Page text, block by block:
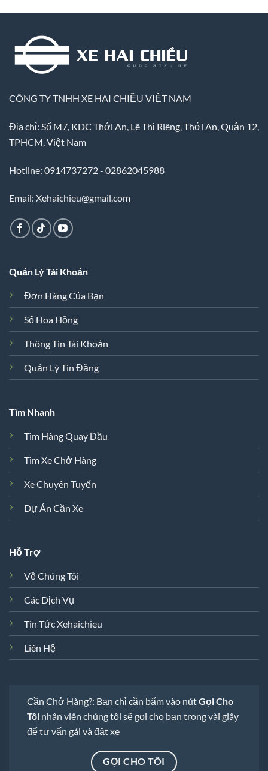
CÔNG TY TNHH XE HAI CHIỀU VIỆT NAM
Địa chỉ: Số M7, KDC Thới An, Lê Thị Riêng, Thới An, Quận 12,
TPHCM, Việt Nam
Hotline: 0914737272 - 02862045988
Email: Xehaichieu@gmail.com
Quản Lý Tài Khoản
Đơn Hàng Của Bạn
Sổ Hoa Hồng
Thông Tin Tài Khoản
Quản Lý Tin Đăng
Tìm Nhanh
Tìm Hàng Quay Đầu
Tìm Xe Chở Hàng
Xe Chuyên Tuyến
Dự Án Cần Xe
Hỗ Trợ
Về Chúng Tôi
Các Dịch Vụ
Tin Tức Xehaichieu
Liên Hệ
Cần Chở Hàng?: Bạn chỉ cần bấm vào nútGọi Cho
Tôi nhân viên chúng tôi sẽ gọi cho bạn trong vài giây
để tư vấn gái và đặt xe
GỌI CHO TÔI